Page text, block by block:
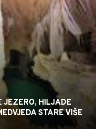
JEZERO, HILJADE
STARE VIŠE